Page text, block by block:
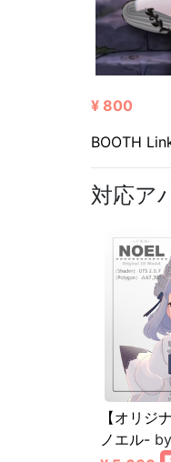
¥ 800
BOOTH
対応ア
【オリジ
ノエル-